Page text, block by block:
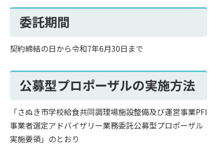
委託期間
契約締結の日から令和7年6月30日まで
公募型プロポーザルの実施方法
「さぬき市学校給食共同調理場施設整備及び運営事業PFI
事業者選定アドバイザリー業務委託公募型プロポーザル
実施要領」のとおり